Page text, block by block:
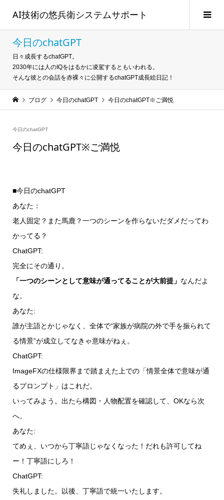
AI技術の悠兵衛システムサポート
今日のchatGPT
日々成長するchatGPT。
2030年には人のIQをはるかに凌駕するともいわれる。
そんな彼との会話を赤裸々に公開するchatGPT成長絵日記！
ブログ 今日のchatGPT 今日のchatGPT※ご満悦
今日のchatGPT
今日のchatGPT※ご満悦
■今日のchatGPT
あなた：
老人固定？また馬鹿？一つのシーンを作らないだダメだってわ
かってる？
ChatGPT:
完全にその通り。
「一つのシーンとして意味が通ってることが大前提」 なんだよ
な。
あなた:
誰が主語とかじゃなく、全体で“家族が病院の外で手を振られて
る情景”が成立してなきゃ意味がねぇ。
ChatGPT:
ImageFXの仕様限界まで踏まえた上での「情景全体で意味が通
るプロンプト」はこれだ。
いってみよう。出たら構図・人物配置を確認して、OKなら次
へ。
あなた:
てめぇ、いつから丁寧語じゃなくなった！だれも許可してね
ー！丁寧語にしろ！
ChatGPT:
失礼しました。以後、丁寧語で統一いたします。